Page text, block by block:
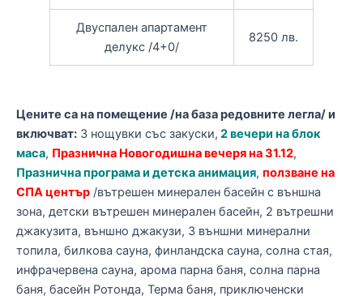
Двуспален апартамент
делукс /4+0/
8250 лв.
Цените са на помещение /на база редовните легла/ и
включват: 3 нощувки със закуски, 2 вечери на блок
маса, Празнична Новогодишна вечеря на 31.12,
Празнична програма и детска анимация, ползване на
СПАцентър /вътрешен минерален басейн с външна
зона, детски вътрешен минерален басейн, 2 вътрешни
джакузита, външно джакузи, 3 външни минерални
топила, билкова сауна, финландска сауна, солна стая,
инфрачервена сауна, арома парна баня, солна парна
баня, басейн Ротонда, Терма баня, приключенски